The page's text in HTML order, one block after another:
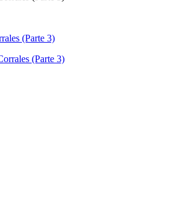
(Parte 3)